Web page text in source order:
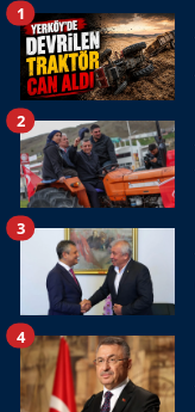
1
2
3
4